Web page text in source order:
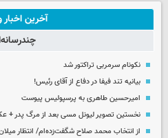
آخرین
نکونام سرمربی تراکتور شد
بیانیه تند فیفا در دفاع از آقای رئیس!
امیرحسین طاهری به پرسپولیس پیوست
نخستین تصویر لیونل مسی بعد از مرگ پدر +
از انتخاب محمد صلاح شگفت‌زده‌ام/ انتظار